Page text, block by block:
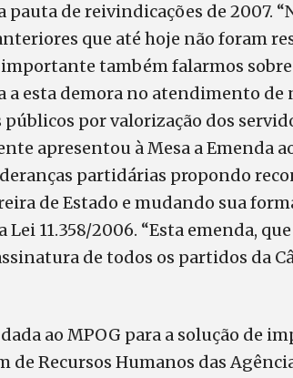
pauta de reivindicações de 2007.
que até hoje não foram
importante também falarmos
a esta demora no atendimento de
por valorização dos
apresentou à Mesa a Emenda
partidárias propondo
de Estado e mudando sua
11.358/2006. “Esta emenda,
de todos os partidos da
ao MPOG para a solução de
de Recursos Humanos das